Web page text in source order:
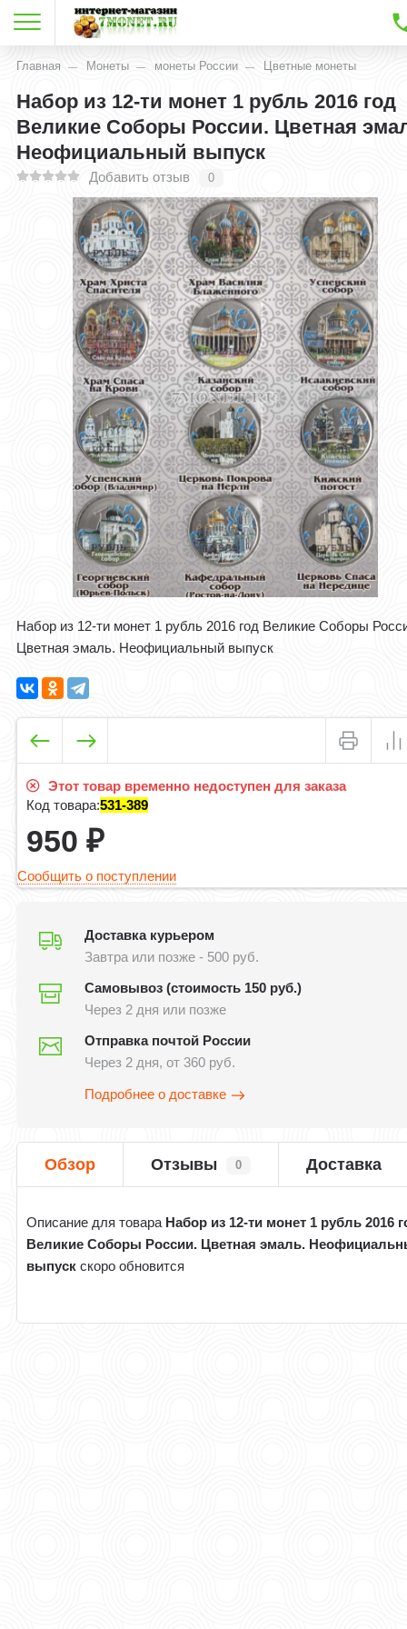
Главная Монеты монеты России Цветные монеты
Набор из 12-ти монет 1 рубль 2016 год
Великие Соборы России. Цветная
Неофициальный выпуск
Добавить отзыв 0
Набор из 12-ти монет 1 рубль 2016 год Великие Соборы
Цветная эмаль. Неофициальный выпуск
Этот товар временно недоступен для заказа
Код товара:531-389
950₽
Сообщить о поступлении
Доставка курьером
Завтра или позже - 500 руб.
Самовывоз (стоимость 150 руб.)
Через 2 дня или позже
Отправка почтой России
Через 2 дня, от 360 руб.
Подробнее о доставке
Обзор Отзывы 0 Доставка
Описание для товара Набор из 12-ти монет 1 рубль 2016
Великие Соборы России. Цветная эмаль.
выпуск скоро обновится